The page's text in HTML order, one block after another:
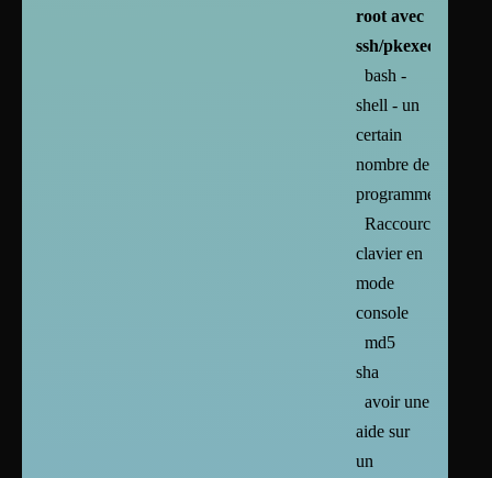
root avec
ssh/pkexec
bash -
shell - un
certain
nombre de
programmes
Raccourcis
clavier en
mode
console
md5
sha
avoir une
aide sur
un